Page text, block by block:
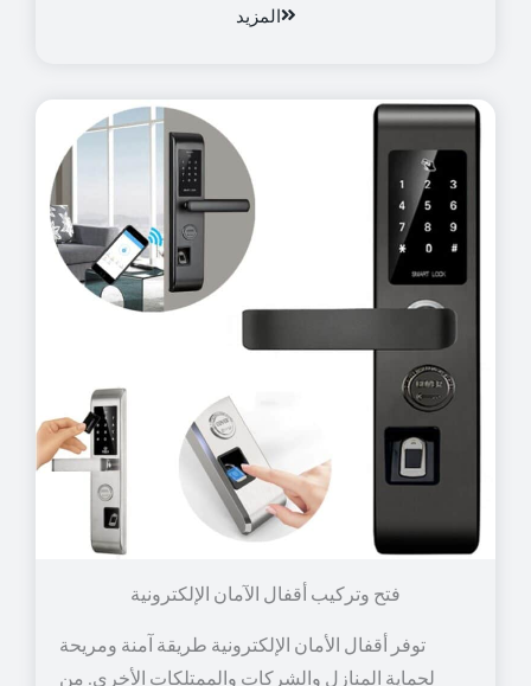
المزيد
توفر أقفال الأمان الإلكترونية طريقة آمنة ومريحة
لحماية المنازل والشركات والممتلكات الأخرى. من